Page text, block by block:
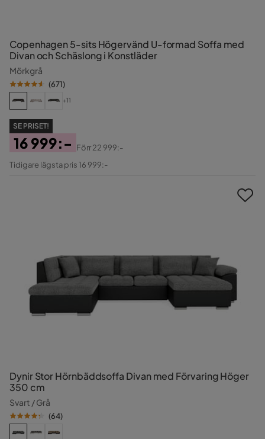
Copenhagen 5-sits Högervänd U-formad Soffa med
Divan och Schäslong i Konstläder
Mörkgrå
(671)
+11
SE PRISET!
Pris
16 999:-
Original
Förr22 999:-
Tidigare lägsta pris 16 999:-
Dynir Stor Hörnbäddsoffa Divan med Förvaring Höger
350 cm
Svart / Grå
(64)